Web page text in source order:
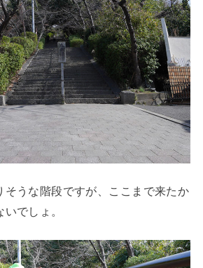
そうな階段ですが、ここまで来たか
でしょ。